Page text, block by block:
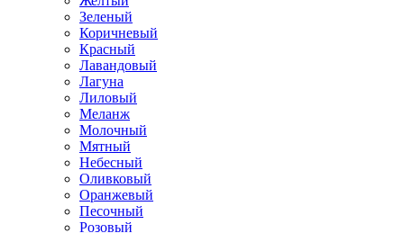
Зеленый
Коричневый
Красный
Лавандовый
Лагуна
Лиловый
Меланж
Молочный
Мятный
Небесный
Оливковый
Оранжевый
Песочный
Розовый